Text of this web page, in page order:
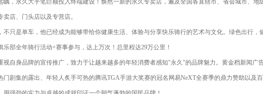
瞩，永久大手笔巨额投入终端建设！焕然一新的永久专卖店，遍及全国各直辖市、省会城市、
卖店、门头店以及专营店。
不只是单车，他已经成为能够带给你健康生活、体验与分享快乐骑行的艺术与文化。绿色出行
乐部全年骑行活动+赛事参与，达上万次！总里程达29万公里！
视自身品牌的宣传推广，致力于让越来越多的年轻消费者感知"永久"的品牌魅力。黄金档新闻
门剧集的露出、年轻人炙手可热的腾讯TGA手游大奖赛的冠名网易NeXT全赛季的鼎力赞助以及